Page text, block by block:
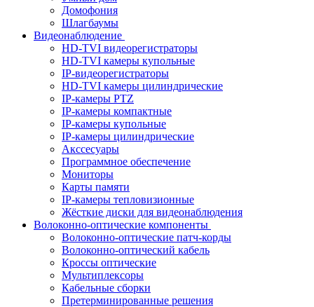
Домофония
Шлагбаумы
Видеонаблюдение
HD-TVI видеорегистраторы
HD-TVI камеры купольные
IP-видеорегистраторы
HD-TVI камеры цилиндрические
IP-камеры PTZ
IP-камеры компактные
IP-камеры купольные
IP-камеры цилиндрические
Акссесуары
Программное обеспечение
Мониторы
Карты памяти
IP-камеры тепловизионные
Жёсткие диски для видеонаблюдения
Волоконно-оптические компоненты
Волоконно-оптические патч-корды
Волоконно-оптический кабель
Кроссы оптические
Мультиплексоры
Кабельные сборки
Претерминированные решения